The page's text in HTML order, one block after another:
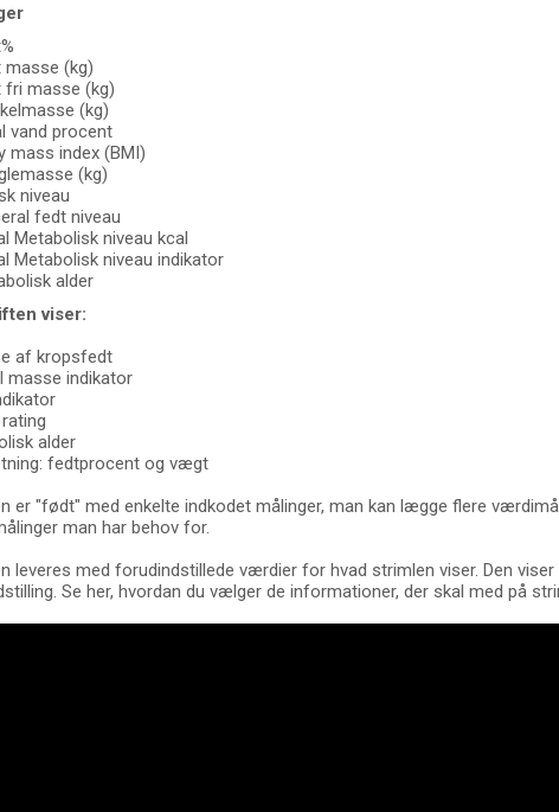
masse (kg)
fri masse (kg)
(kg)
vand procent
mass index (BMI)
(kg)
niveau
fedt niveau
Metabolisk niveau kcal
Metabolisk niveau indikator
alder
viser:
af kropsfedt
masse indikator
alder
fedtprocent og vægt
er "født" med enkelte indkodet målinger, man kan lægge flere
man har behov for.
leveres med forudindstillede værdier for hvad strimlen viser. Den
Se her, hvordan du vælger de informationer, der skal med på